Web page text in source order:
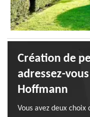
Création de
adressez-
Hoffmann
Vous avez deux choix